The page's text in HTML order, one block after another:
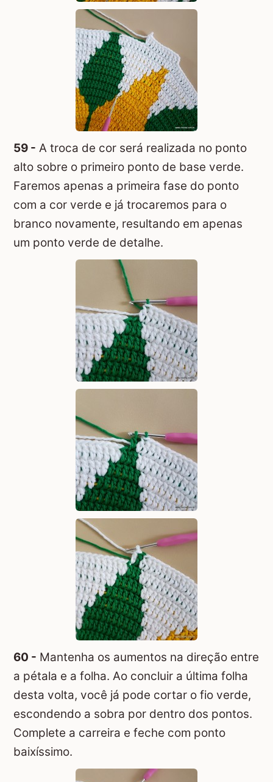
59 - A troca de cor será realizada no ponto
alto sobre o primeiro ponto de base verde.
Faremos apenas a primeira fase do ponto
com a cor verde e já trocaremos para o
branco novamente, resultando em apenas
um ponto verde de detalhe.
60 - Mantenha os aumentos na direção entre
a pétala e a folha. Ao concluir a última folha
desta volta, você já pode cortar o fio verde,
escondendo a sobra por dentro dos pontos.
Complete a carreira e feche com ponto
baixíssimo.